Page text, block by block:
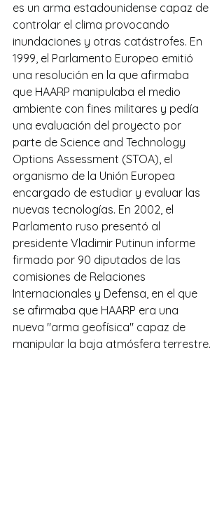
es un arma estadounidense capaz de
controlar el clima provocando
inundaciones y otras catástrofes. En
1999, el Parlamento Europeo emitió
una resolución en la que afirmaba
que HAARP manipulaba el medio
ambiente con fines militares y pedía
una evaluación del proyecto por
parte de Science and Technology
Options Assessment (STOA), el
organismo de la Unión Europea
encargado de estudiar y evaluar las
nuevas tecnologías. En 2002, el
Parlamento ruso presentó al
presidente Vladimir Putinun informe
firmado por 90 diputados de las
comisiones de Relaciones
Internacionales y Defensa, en el que
se afirmaba que HAARP era una
nueva "arma geofísica" capaz de
manipular la baja atmósfera terrestre.